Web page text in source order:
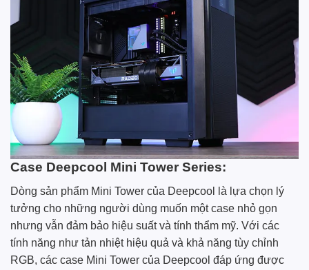
Case Deepcool Mini Tower Series:
Dòng sản phẩm Mini Tower của Deepcool là lựa chọn lý
tưởng cho những người dùng muốn một case nhỏ gọn
nhưng vẫn đảm bảo hiệu suất và tính thẩm mỹ. Với các
tính năng như tản nhiệt hiệu quả và khả năng tùy chỉnh
RGB, các case Mini Tower của Deepcool đáp ứng được